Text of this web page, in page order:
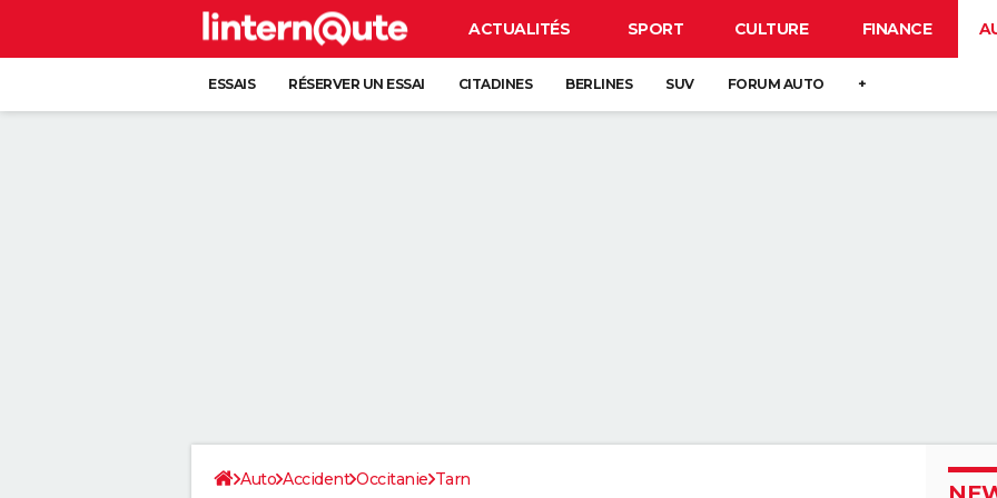
ACTUALITÉS SPORT CULTURE FINANCE
ESSAIS RÉSERVER UN ESSAI CITADINES BERLINES SUV FORUM AUTO +
Auto Accident Occitanie Tarn